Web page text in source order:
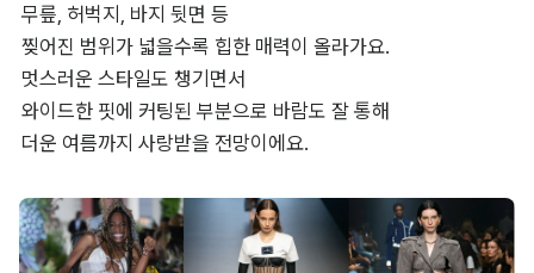
무릎, 허벅지, 바지 뒷면 등
찢어진 범위가 넓을수록 힙한 매력이 올라가요.
멋스러운 스타일도 챙기면서
와이드한 핏에 커팅된 부분으로 바람도 잘 통해
더운 여름까지 사랑받을 전망이에요.